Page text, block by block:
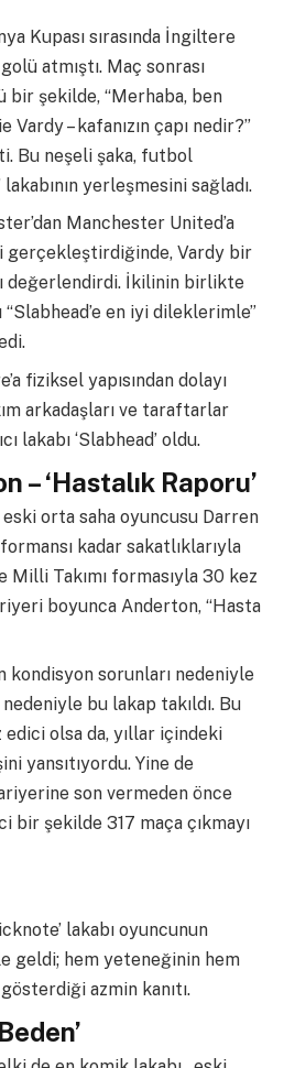
Kupası sırasında İngiltere
atmıştı. Maç sonrası
bir şekilde, “Merhaba, ben
Vardy – kafanızın çapı nedir?”
Bu neşeli şaka, futbol
yerleşmesini sağladı.
Manchester United’a
gerçekleştirdiğinde, Vardy bir
değerlendirdi. İkilinin birlikte
en iyi dileklerimle”
fiziksel yapısından dolayı
arkadaşları ve taraftarlar
lakabı ‘Slabhead’ oldu.
– ‘Hastalık Raporu’
orta saha oyuncusu Darren
kadar sakatlıklarıyla
Milli Takımı formasıyla 30 kez
boyunca Anderton, “Hasta
kondisyon sorunları nedeniyle
nedeniyle bu lakap takıldı. Bu
edici olsa da, yıllar içindeki
yansıtıyordu. Yine de
son vermeden önce
bir şekilde 317 maça çıkmayı
lakabı oyuncunun
geldi; hem yeteneğinin hem
azmin kanıtı.